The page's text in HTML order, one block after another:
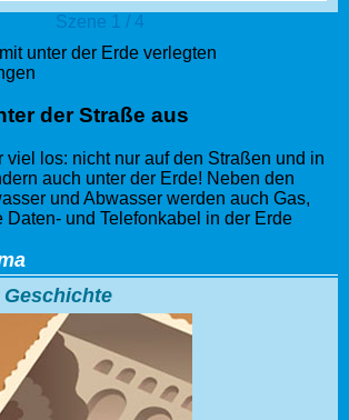
Szene 1 / 4
der Straße aus
viel los: nicht nur auf den Straßen und in
auch unter der Erde! Neben den
und Abwasser werden auch Gas,
Daten- und Telefonkabel in der Erde